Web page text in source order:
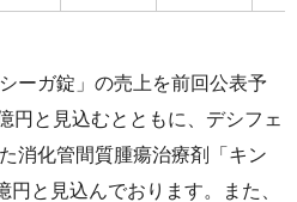
ーガ錠」の売上を前回公表予
円と見込むとともに、デシフェ
消化管間質腫瘍治療剤「キン
円と見込んでおります。また、